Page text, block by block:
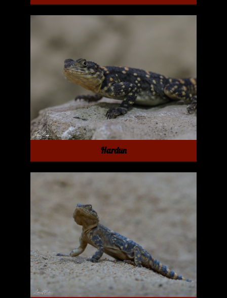
Hardun